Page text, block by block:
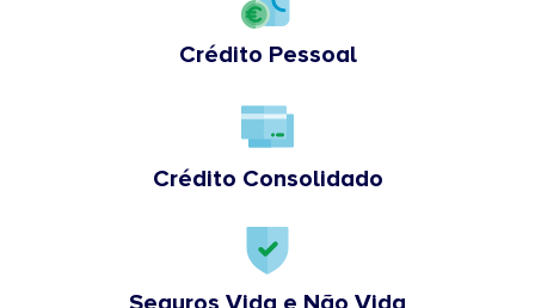
Crédito Pessoal
Crédito Consolidado